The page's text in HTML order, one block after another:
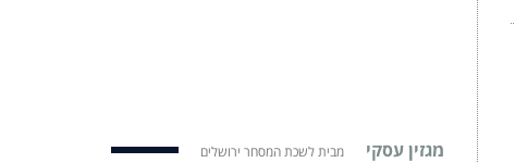
מגזין עסקי מבית לשכת המסחר ירושלים